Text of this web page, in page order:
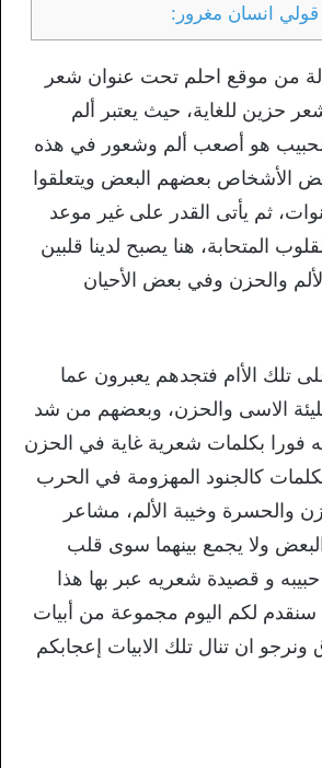
انسان مغرور:
من موقع احلم تحت عنوان شعر
حزين للغاية، حيث يعتبر ألم
هو أصعب ألم وشعور في هذه
الأشخاص بعضهم البعض ويتعلقوا
ثم يأتى القدر على غير موعد
المتحابة، هنا يصبح لدينا قلبين
والحزن وفي بعض الأحيان
تلك الأام فتجدهم يعبرون عما
الاسى والحزن، وبعضهم من شد
فورا بكلمات شعرية غاية في الحزن
كالجنود المهزومة في الحرب
والحسرة وخيبة الألم، مشاعر
ولا يجمع بينهما سوى قلب
و قصيدة شعريه عبر بها هذا
سنقدم لكم اليوم مجموعة من أبيات
ان تنال تلك الابيات إعجابكم